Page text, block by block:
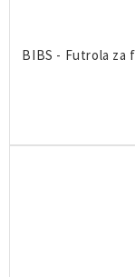
BIBS - Futrola za